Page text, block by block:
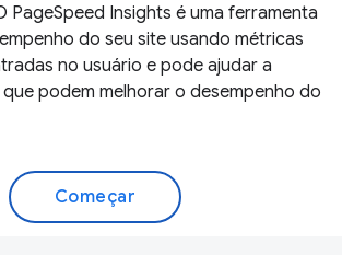
PageSpeed Insights é uma ferramenta
do seu site usando métricas
no usuário e pode ajudar a
podem melhorar o desempenho do
Começar